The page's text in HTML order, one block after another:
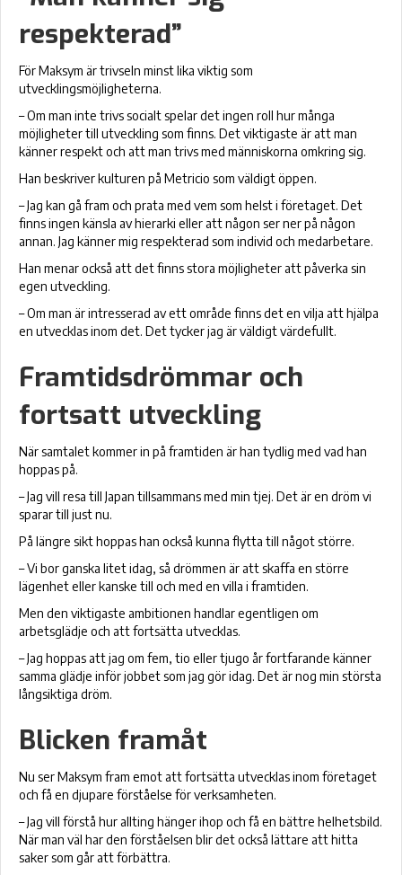
respekterad”
För Maksym är trivseln minst lika viktig som
utvecklingsmöjligheterna.
– Om man inte trivs socialt spelar det ingen roll hur många
möjligheter till utveckling som finns. Det viktigaste är att man
känner respekt och att man trivs med människorna omkring sig.
Han beskriver kulturen på Metricio som väldigt öppen.
– Jag kan gå fram och prata med vem som helst i företaget. Det
finns ingen känsla av hierarki eller att någon ser ner på någon
annan. Jag känner mig respekterad som individ och medarbetare.
Han menar också att det finns stora möjligheter att påverka sin
egen utveckling.
– Om man är intresserad av ett område finns det en vilja att hjälpa
en utvecklas inom det. Det tycker jag är väldigt värdefullt.
Framtidsdrömmar och
fortsatt utveckling
När samtalet kommer in på framtiden är han tydlig med vad han
hoppas på.
– Jag vill resa till Japan tillsammans med min tjej. Det är en dröm vi
sparar till just nu.
På längre sikt hoppas han också kunna flytta till något större.
– Vi bor ganska litet idag, så drömmen är att skaffa en större
lägenhet eller kanske till och med en villa i framtiden.
Men den viktigaste ambitionen handlar egentligen om
arbetsglädje och att fortsätta utvecklas.
– Jag hoppas att jag om fem, tio eller tjugo år fortfarande känner
samma glädje inför jobbet som jag gör idag. Det är nog min största
långsiktiga dröm.
Blicken framåt
Nu ser Maksym fram emot att fortsätta utvecklas inom företaget
och få en djupare förståelse för verksamheten.
– Jag vill förstå hur allting hänger ihop och få en bättre helhetsbild.
När man väl har den förståelsen blir det också lättare att hitta
saker som går att förbättra.